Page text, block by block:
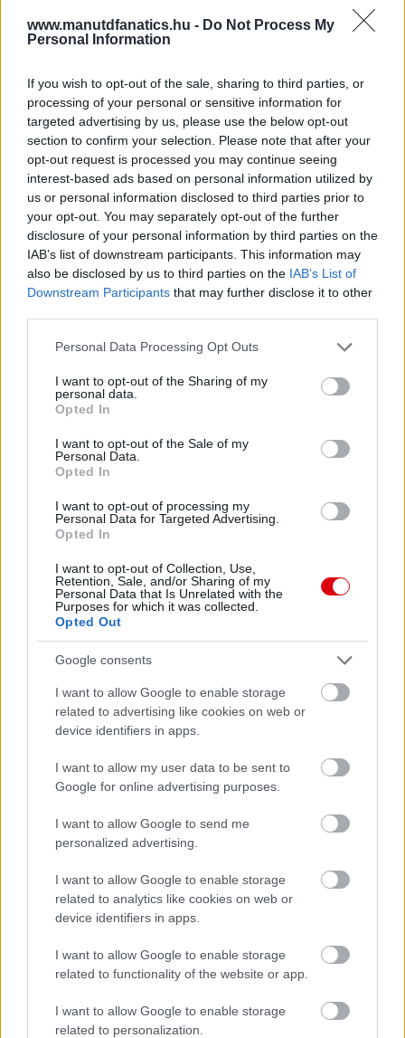
www.manutdfanatics.hu - Do Not Process My
Personal Information
If you wish to opt-out of the sale, sharing to third parties, or
processing of your personal or sensitive information for
targeted advertising by us, please use the below opt-out
section to confirm your selection. Please note that after your
opt-out request is processed you may continue seeing
interest-based ads based on personal information utilized by
us or personal information disclosed to third parties prior to
your opt-out. You may separately opt-out of the further
disclosure of your personal information by third parties on the
IAB’s list of downstream participants. This information may
also be disclosed by us to third parties on the IAB’s List of
Downstream Participants that may further disclose it to other
Please note that this website/app uses one or more Google
not limited to your visit or usage behaviour. You may click to
grant or deny consent to Google and its third-party tags to
use your data for below specified purposes in below Google
consent section.
Personal Data Processing Opt Outs
I want to opt-out of the Sharing of my
personal data.
Opted In
I want to opt-out of the Sale of my
Personal Data.
Opted In
I want to opt-out of processing my
Personal Data for Targeted Advertising.
Opted In
I want to opt-out of Collection, Use,
Retention, Sale, and/or Sharing of my
Personal Data that Is Unrelated with the
Purposes for which it was collected.
Opted Out
Google consents
I want to allow Google to enable storage
related to advertising like cookies on web or
device identifiers in apps.
I want to allow my user data to be sent to
Google for online advertising purposes.
I want to allow Google to send me
personalized advertising.
I want to allow Google to enable storage
related to analytics like cookies on web or
device identifiers in apps.
I want to allow Google to enable storage
related to functionality of the website or app.
I want to allow Google to enable storage
related to personalization.
Meccs Center
Paris Saint-Germain
Manchester United
Felkészülési szezon 4. mérkőzés
2026-08-08 17:00
vs Manchester United 2026-08-15 18:00
Támogatás